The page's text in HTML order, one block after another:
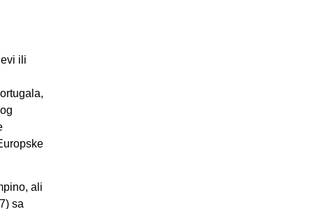
ili
ali
sa